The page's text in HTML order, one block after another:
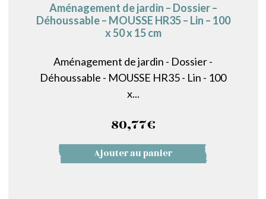
Aménagement de jardin – Dossier –
Déhoussable – MOUSSE HR35 – Lin – 100
x 50 x 15 cm
Aménagement de jardin - Dossier -
Déhoussable - MOUSSE HR35 - Lin - 100
x...
80,77€
Ajouter au panier